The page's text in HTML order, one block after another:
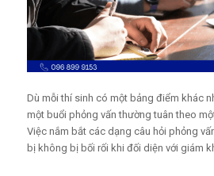
Dù mỗi thí sinh có một bảng điểm khác
một buổi phỏng vấn thường tuân theo
Việc nắm bắt các dạng câu hỏi phỏng
bị không bị bối rối khi đối diện với giám